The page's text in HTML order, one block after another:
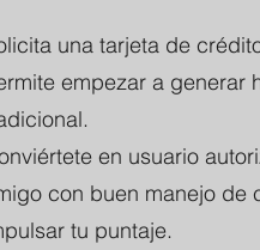
una tarjeta de
empezar a generar
en usuario
con buen manejo de
tu puntaje.